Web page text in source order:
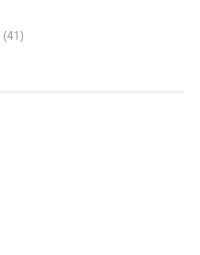
(41)